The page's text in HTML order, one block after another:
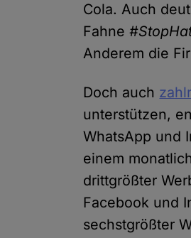
Cola. Auch
Fahne
Anderem die
Doch auch
unterstützen,
WhatsApp und
einem
drittgrößter
Facebook und
sechstgrößter